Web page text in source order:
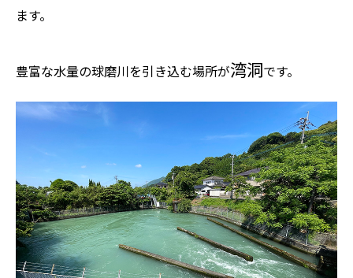
ます。
豊富な水量の球磨川を引き込む場所が湾洞です。